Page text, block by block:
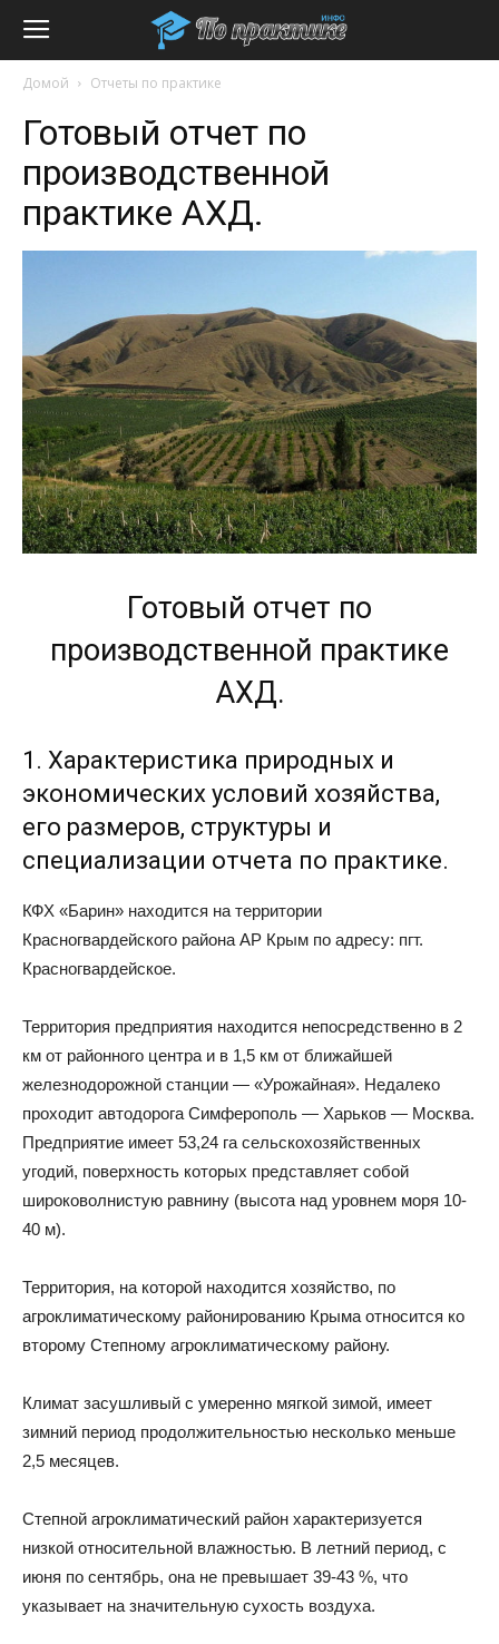
Домой Отчеты по практике
Готовый отчет по
производственной
практике АХД.
Готовый отчет по
производственной практике
АХД.
1. Характеристика природных и
экономических условий хозяйства,
его размеров, структуры и
специализации отчета по практике.
КФХ «Барин» находится на территории
Красногвардейского района АР Крым по адресу: пгт.
Красногвардейское.
Территория предприятия находится непосредственно в 2
км от районного центра и в 1,5 км от ближайшей
железнодорожной станции — «Урожайная». Недалеко
проходит автодорога Симферополь — Харьков — Москва.
Предприятие имеет 53,24 га сельскохозяйственных
угодий, поверхность которых представляет собой
широковолнистую равнину (высота над уровнем моря 10-
40 м).
Территория, на которой находится хозяйство, по
агроклиматическому районированию Крыма относится ко
второму Степному агроклиматическому району.
Климат засушливый с умеренно мягкой зимой, имеет
зимний период продолжительностью несколько меньше
2,5 месяцев.
Степной агроклиматический район характеризуется
низкой относительной влажностью. В летний период, с
июня по сентябрь, она не превышает 39-43 %, что
указывает на значительную сухость воздуха.